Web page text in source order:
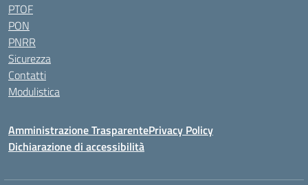
PTOF
PON
PNRR
Sicurezza
Contatti
Modulistica
Amministrazione TrasparentePrivacy Policy
Dichiarazione di accessibilità